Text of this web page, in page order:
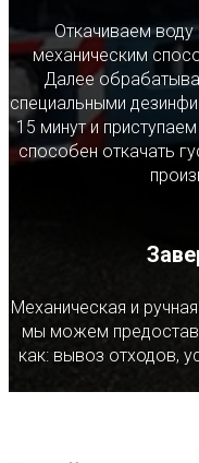
Откачиваем воду
механическим
Далее
специальными
15 минут и
способен откачать
Механическая и
мы можем
как: вывоз отходов,